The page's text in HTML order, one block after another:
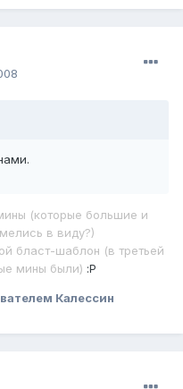
(которые большие и
в виду?)
бласт-шаблон (в третьей
мины были) :P
Калессин